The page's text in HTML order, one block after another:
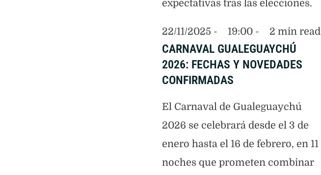
expectativas tras las elecciones.
22/11/2025 - 19:00 - 2 min read
CARNAVAL GUALEGUAYCHÚ
2026: FECHAS Y NOVEDADES
CONFIRMADAS
El Carnaval de Gualeguaychú
2026 se celebrará desde el 3 de
enero hasta el 16 de febrero, en 11
noches que prometen combinar